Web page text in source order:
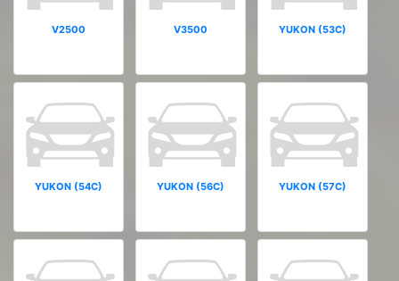
V2500 V3500 YUKON (53C)
YUKON (54C) YUKON (56C) YUKON (57C)